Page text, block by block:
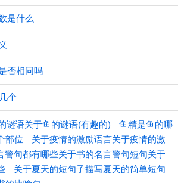
是什么
否相同吗
个
谜语关于鱼的谜语(有趣的)
鱼精是鱼的哪
部位
关于疫情的激励语言关于疫情的激
警句都有哪些关于书的名言警句短句关于
关于夏天的短句子描写夏天的简单短句